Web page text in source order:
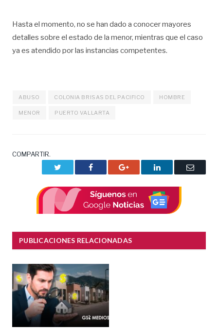
Hasta el momento, no se han dado a conocer mayores
detalles sobre el estado de la menor, mientras que el caso
ya es atendido por las instancias competentes.
ABUSO COLONIA BRISAS DEL PACIFICO HOMBRE
MENOR PUERTO VALLARTA
COMPARTIR.
Facebook Google+ LinkedIn
Correo
PUBLICACIONES RELACIONADAS